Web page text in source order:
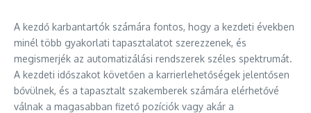
A kezdő karbantartók számára fontos, hogy a kezdeti években
minél több gyakorlati tapasztalatot szerezzenek, és
megismerjék az automatizálási rendszerek széles spektrumát.
A kezdeti időszakot követően a karrierlehetőségek jelentősen
bővülnek, és a tapasztalt szakemberek számára elérhetővé
válnak a magasabban fizető pozíciók vagy akár a